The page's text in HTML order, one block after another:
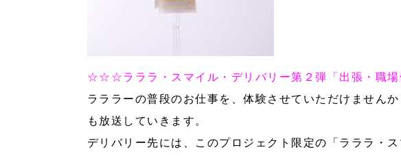
☆☆☆ラララ・スマイル・デリバリー第２弾「出張・職
ラララーの普段のお仕事を、体験させていただけませんか
も放送していきます。
デリバリー先には、このプロジェクト限定の「ラララ・